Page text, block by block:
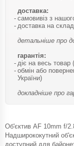
доставка:
самовивіз з
доставка на
детальніше про
гарантія:
діє на весь товар
обмін або
України)
докладніше про
Об'єктив AF 10mm f/
Надширококутний
доступний для